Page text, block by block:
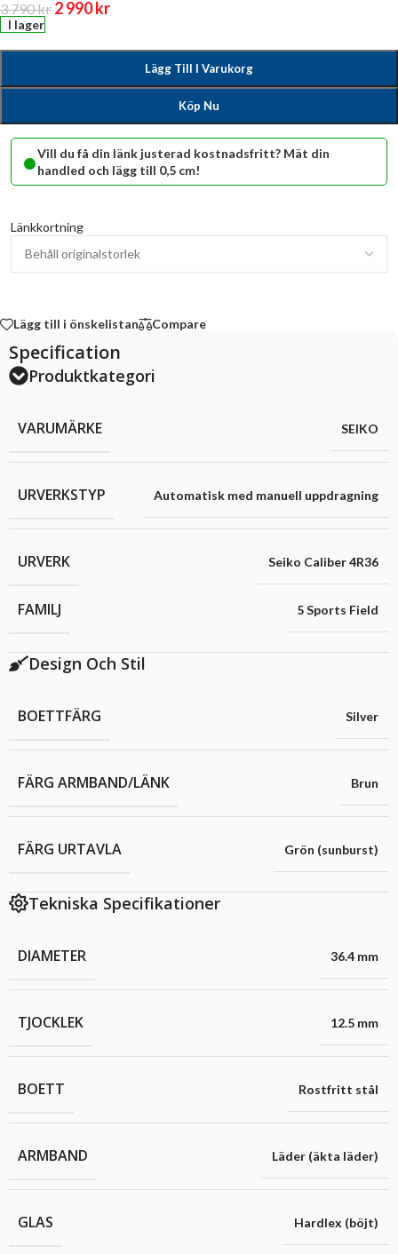
3 790kr 2 990kr
I lager
Lägg Till I Varukorg
Köp Nu
•Vill du få din länk justerad kostnadsfritt? Mät din
handled och lägg till 0,5 cm!
Länkkortning
Lägg till i önskelistan Compare
Specification
Produktkategori
VARUMÄRKE SEIKO
URVERKSTYP Automatisk med manuell uppdragning
URVERK Seiko Caliber 4R36
FAMILJ 5 Sports Field
Design Och Stil
BOETTFÄRG Silver
FÄRG ARMBAND/LÄNK Brun
FÄRG URTAVLA Grön (sunburst)
Tekniska Specifikationer
DIAMETER 36.4 mm
TJOCKLEK 12.5 mm
BOETT Rostfritt stål
ARMBAND Läder (äkta läder)
GLAS Hardlex (böjt)